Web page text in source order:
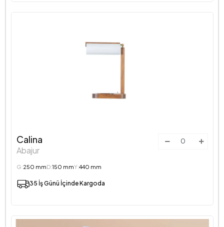
Calina
Abajur
G:250 mmD:150 mmY:440 mm
35 İş Günü İçinde Kargoda